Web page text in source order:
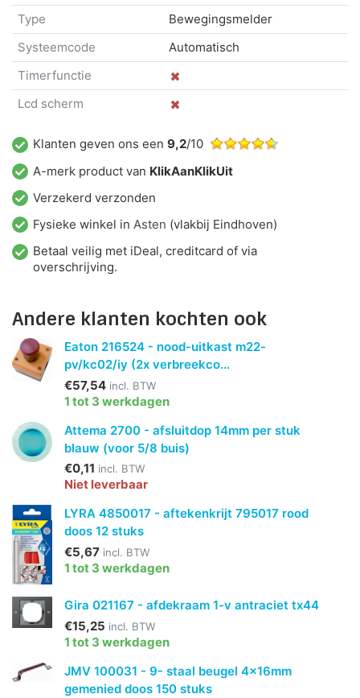
Type
Bewegingsmelder
Systeemcode
Automatisch
Timerfunctie
Lcd scherm
Klanten geven ons een 9,2/10
A-merk product van KlikAanKlikUit
Verzekerd verzonden
Fysieke winkel in Asten (vlakbij Eindhoven)
Betaal veilig met iDeal, creditcard of via
overschrijving.
Andere klanten kochten ook
Eaton 216524 - nood-uitkast m22-
pv/kc02/iy (2x verbreekco...
€57,54 incl. BTW
1 tot 3 werkdagen
Attema 2700 - afsluitdop 14mm per stuk
blauw (voor 5/8 buis)
€0,11 incl. BTW
Niet leverbaar
LYRA 4850017 - aftekenkrijt 795017 rood
doos 12 stuks
€5,67 incl. BTW
1 tot 3 werkdagen
Gira 021167 - afdekraam 1-v antraciet tx44
€15,25 incl. BTW
1 tot 3 werkdagen
JMV 100031 - 9- staal beugel 4x16mm
gemenied doos 150 stuks